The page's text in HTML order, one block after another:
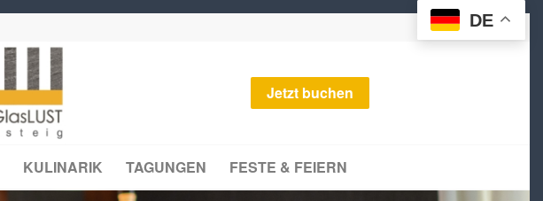
Jetzt buchen
KULINARIK TAGUNGEN FESTE & FEIERN
DE